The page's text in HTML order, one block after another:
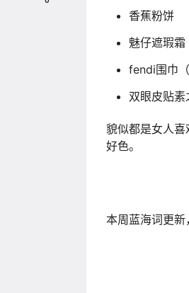
香蕉粉饼
魅仔遮瑕霜
fendi围巾
双眼皮贴素
貌似都是女人
好色。
本周蓝海词更新